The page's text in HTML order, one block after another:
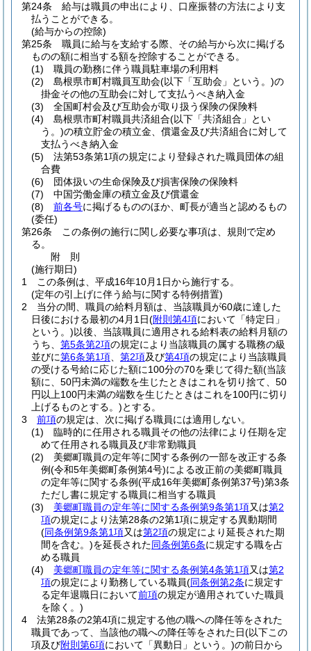
第24条
給与は職員の申出により、口座振替の方法により支
払うことができる。
(給与からの控除)
第25条
職員に給与を支給する際、その給与から次に掲げる
ものの額に相当する額を控除することができる。
(1)
職員の勤務に伴う職員駐車場の利用料
(2)
島根県市町村職員互助会(以下「互助会」という。)の
掛金その他の互助会に対して支払うべき納入金
(3)
全国町村会及び互助会が取り扱う保険の保険料
(4)
島根県市町村職員共済組合(以下「共済組合」とい
う。)の積立貯金の積立金、償還金及び共済組合に対して
支払うべき納入金
(5)
法第53条第1項の規定により登録された職員団体の組
合費
(6)
団体扱いの生命保険及び損害保険の保険料
(7)
中国労働金庫の積立金及び償還金
(8)
前各号に掲げるもののほか、町長が適当と認めるもの
(委任)
第26条
この条例の施行に関し必要な事項は、規則で定め
る。
附 則
(施行期日)
1
この条例は、平成16年10月1日から施行する。
(定年の引上げに伴う給与に関する特例措置)
2
当分の間、職員の給料月額は、当該職員が60歳に達した
日後における最初の4月1日(附則第4項において「特定日」
という。)以後、当該職員に適用される給料表の給料月額の
うち、 第5条第2項の規定により当該職員の属する職務の級
並びに第6条第1項 第2項及び第4項の規定により当該職員
の受ける号給に応じた額に100分の70を乗じて得た額(当該
額に、50円未満の端数を生じたときはこれを切り捨て、50
円以上100円未満の端数を生じたときはこれを100円に切り
上げるものとする。)とする。
3
前項の規定は、次に掲げる職員には適用しない。
(1)
臨時的に任用される職員その他の法律により任期を定
めて任用される職員及び非常勤職員
(2)
美郷町職員の定年等に関する条例の一部を改正する条
例(令和5年美郷町条例第4号)による改正前の美郷町職員
の定年等に関する条例(平成16年美郷町条例第37号)第3条
ただし書に規定する職員に相当する職員
(3)
美郷町職員の定年等に関する条例第9条第1項又は第2
項の規定により法第28条の2第1項に規定する異動期間
(同条例第9条第1項又は第2項の規定により延長された期
間を含む。)を延長された同条例第6条に規定する職を占
める職員
(4)
美郷町職員の定年等に関する条例第4条第1項又は第2
項の規定により勤務している職員(同条例第2条に規定す
る定年退職日において前項の規定が適用されていた職員
を除く。)
4
法第28条の2第4項に規定する他の職への降任等をされた
職員であって、当該他の職への降任等をされた日(以下この
項及び附則第6項において「異動日」という。)の前日から